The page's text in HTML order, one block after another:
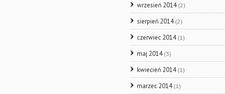
wrzesień 2014(2)
sierpień 2014(2)
czerwiec 2014(1)
maj 2014(3)
kwiecień 2014(1)
marzec 2014(1)